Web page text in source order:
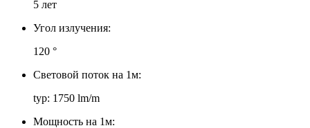
5 лет
Угол излучения:
120 °
Световой поток на 1м:
typ: 1750 lm/m
Мощность на 1м: